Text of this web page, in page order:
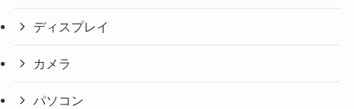
ディスプレイ
カメラ
パソコン